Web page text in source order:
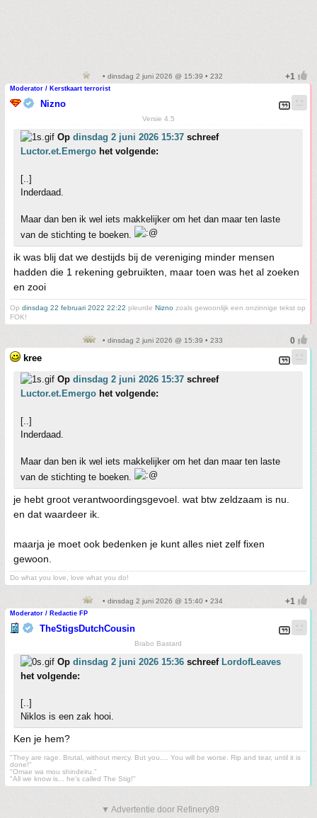
• dinsdag 2 juni 2026 @ 15:39 • 232
Moderator / Kerstkaart terrorist
Nizno
Versie 4.5
Op dinsdag 2 juni 2026 15:37 schreef
Luctor.et.Emergo het volgende:
[..]
Inderdaad.
Maar dan ben ik wel iets makkelijker om het dan maar ten laste
van de stichting te boeken.
ik was blij dat we destijds bij de vereniging minder mensen
hadden die 1 rekening gebruikten, maar toen was het al zoeken
en zooi
Op dinsdag 22 februari 2022 22:22 pleurde Nizno zoals gewoonlijk een onzinnige tekst op
FOK!
• dinsdag 2 juni 2026 @ 15:39 • 233
kree
Op dinsdag 2 juni 2026 15:37 schreef
Luctor.et.Emergo het volgende:
[..]
Inderdaad.
Maar dan ben ik wel iets makkelijker om het dan maar ten laste
van de stichting te boeken.
je hebt groot verantwoordingsgevoel. wat btw zeldzaam is nu.
en dat waardeer ik.
maarja je moet ook bedenken je kunt alles niet zelf fixen
gewoon.
Do what you love, love what you do!
• dinsdag 2 juni 2026 @ 15:40 • 234
Moderator / Redactie FP
TheStigsDutchCousin
Brabo Bastard
Op dinsdag 2 juni 2026 15:36 schreef LordofLeaves
het volgende:
[..]
Niklos is een zak hooi.
Ken je hem?
"They are rage. Brutal, without mercy. But you.... You will be worse. Rip and tear, until it is
done!"
"Omae wa mou shindeiru."
"All we know is... he's called The Stig!"
▼ Advertentie door Refinery89